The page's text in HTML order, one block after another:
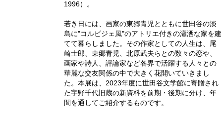
1996）。
若き日には、画家の東郷青児とともに世田谷の淡
島に"コルビジェ風"のアトリエ付きの瀟洒な家を建
てて暮らしました。その作家としての人生は、尾
崎士郎、東郷青児、北原武夫らとの数々の恋や、
画家や詩人、評論家など各界で活躍する人々との
華麗な交友関係の中で大きく花開いていきまし
た。本展は、2023年度に世田谷文学館に寄贈され
た宇野千代旧蔵の新資料を前期・後期に分け、年
間を通してご紹介するものです。